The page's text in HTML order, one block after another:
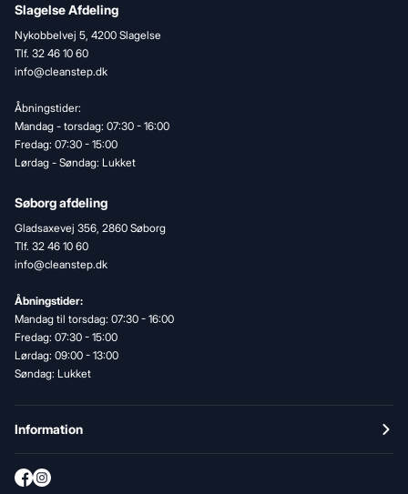
Slagelse Afdeling
Nykobbelvej 5, 4200 Slagelse
Tlf. 32 46 10 60
info@cleanstep.dk
Åbningstider:
Mandag - torsdag: 07:30 - 16:00
Fredag: 07:30 - 15:00
Lørdag - Søndag: Lukket
Søborg afdeling
Gladsaxevej 356, 2860 Søborg
Tlf. 32 46 10 60
info@cleanstep.dk
Åbningstider:
Mandag til torsdag: 07:30 - 16:00
Fredag: 07:30 - 15:00
Lørdag: 09:00 - 13:00
Søndag: Lukket
Information